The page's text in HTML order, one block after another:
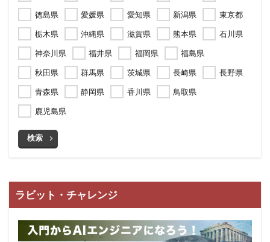
徳島県
愛媛県 愛知県 新潟県
東京都
栃木県
沖縄県 滋賀県 熊本県
石川県
神奈川県
福井県 福岡県
福島県
秋田県
群馬県 茨城県 長崎県
長野県
青森県
静岡県 香川県
鳥取県
鹿児島県
検索
ラビット・チャレンジ